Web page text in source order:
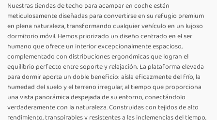
Nuestras tiendas de techo para acampar en coche están
meticulosamente diseñadas para convertirse en su refugio premium
en plena naturaleza, transformando cualquier vehículo en un lujoso
dormitorio móvil. Hemos priorizado un diseño centrado en el ser
humano que ofrece un interior excepcionalmente espacioso,
complementado con distribuciones ergonómicas que logran el
equilibrio perfecto entre soporte y relajación. La plataforma elevada
para dormir aporta un doble beneficio: aísla eficazmente del frío, la
humedad del suelo y el terreno irregular, al tiempo que proporciona
una vista panorámica despejada de su entorno, conectándolo
verdaderamente con la naturaleza. Construidas con tejidos de alto
rendimiento, transpirables y resistentes a las inclemencias del tiempo,